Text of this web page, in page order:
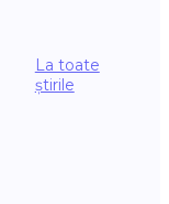
La toate
știrile